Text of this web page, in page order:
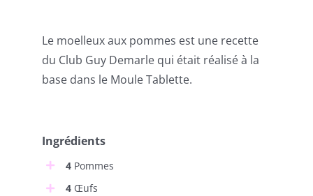
Le moelleux aux pommes est une recette
du Club Guy Demarle qui était réalisé à la
base dans le Moule Tablette.
Ingrédients
4Pommes
4Œufs